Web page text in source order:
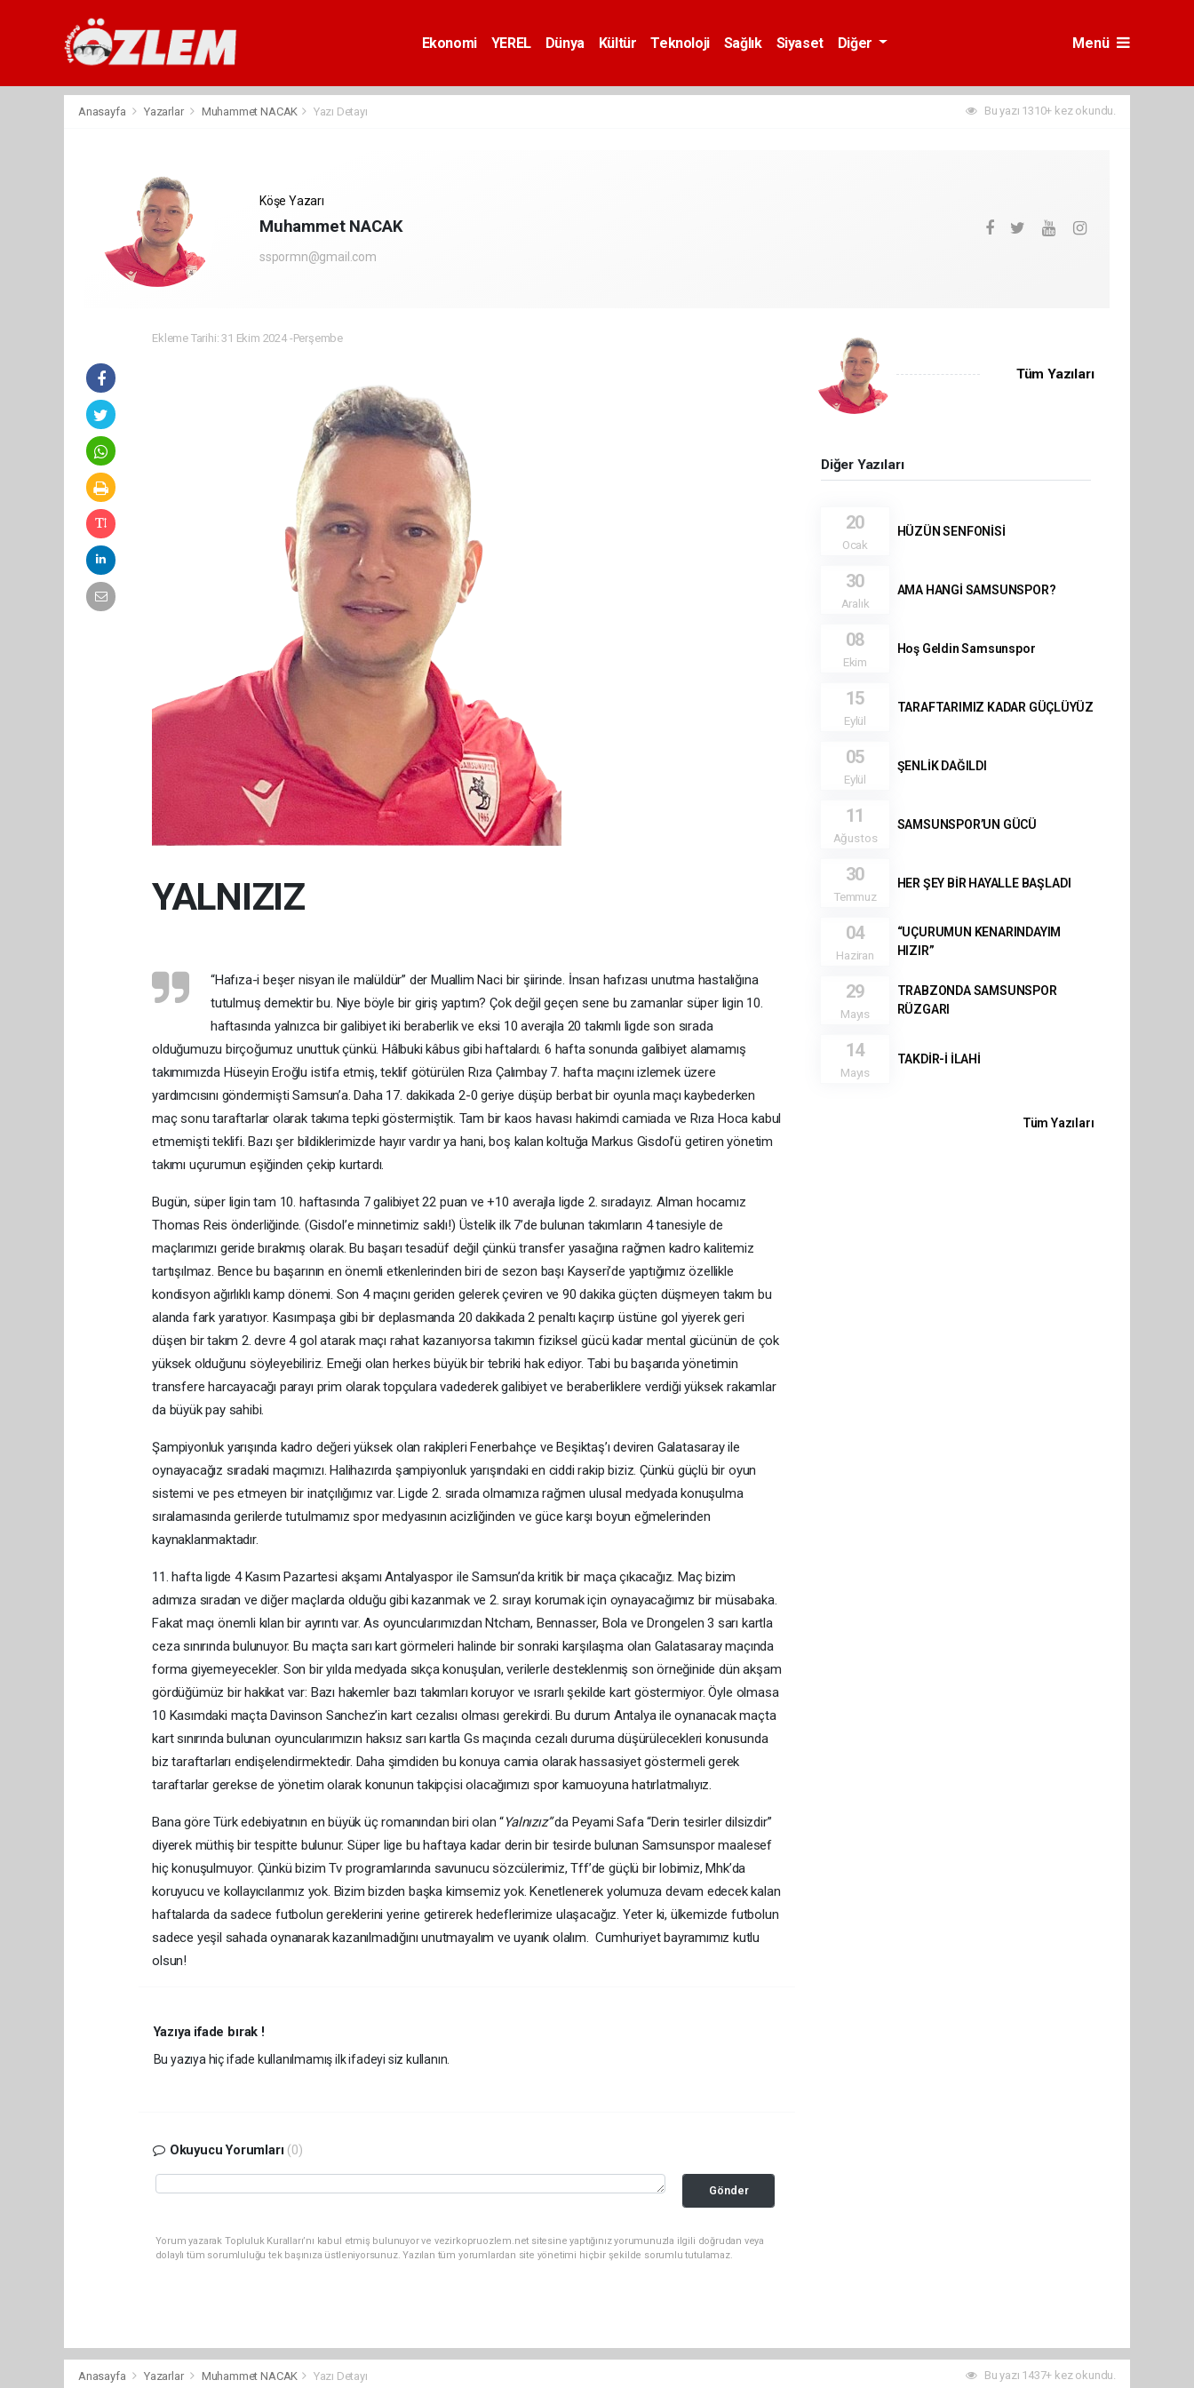
Ekonomi YEREL Dünya Kültür Teknoloji Sağlık Siyaset Diğer Menü
Anasayfa Yazarlar Muhammet NACAK Yazı Detayı Bu yazı 1310+ kez okundu.
Köşe Yazarı
Muhammet NACAK
sspormn@gmail.com
Ekleme Tarihi: 31 Ekim 2024 -Perşembe
YALNIZIZ
“Hafıza-i beşer nisyan ile malüldür” der Muallim Naci bir şiirinde. İnsan hafızası unutma hastalığına
tutulmuş demektir bu. Niye böyle bir giriş yaptım? Çok değil geçen sene bu zamanlar süper ligin 10.
haftasında yalnızca bir galibiyet iki beraberlik ve eksi 10 averajla 20 takımlı ligde son sırada
olduğumuzu birçoğumuz unuttuk çünkü. Hâlbuki kâbus gibi haftalardı. 6 hafta sonunda galibiyet alamamış
takımımızda Hüseyin Eroğlu istifa etmiş, teklif götürülen Rıza Çalımbay 7. hafta maçını izlemek üzere
yardımcısını göndermişti Samsun’a. Daha 17. dakikada 2-0 geriye düşüp berbat bir oyunla maçı kaybederken
maç sonu taraftarlar olarak takıma tepki göstermiştik. Tam bir kaos havası hakimdi camiada ve Rıza Hoca kabul
etmemişti teklifi. Bazı şer bildiklerimizde hayır vardır ya hani, boş kalan koltuğa Markus Gisdol’ü getiren yönetim
takımı uçurumun eşiğinden çekip kurtardı.
Bugün, süper ligin tam 10. haftasında 7 galibiyet 22 puan ve +10 averajla ligde 2. sıradayız. Alman hocamız
Thomas Reis önderliğinde. (Gisdol’e minnetimiz saklı!) Üstelik ilk 7’de bulunan takımların 4 tanesiyle de
maçlarımızı geride bırakmış olarak. Bu başarı tesadüf değil çünkü transfer yasağına rağmen kadro kalitemiz
tartışılmaz. Bence bu başarının en önemli etkenlerinden biri de sezon başı Kayseri’de yaptığımız özellikle
kondisyon ağırlıklı kamp dönemi. Son 4 maçını geriden gelerek çeviren ve 90 dakika güçten düşmeyen takım bu
alanda fark yaratıyor. Kasımpaşa gibi bir deplasmanda 20 dakikada 2 penaltı kaçırıp üstüne gol yiyerek geri
düşen bir takım 2. devre 4 gol atarak maçı rahat kazanıyorsa takımın fiziksel gücü kadar mental gücünün de çok
yüksek olduğunu söyleyebiliriz. Emeği olan herkes büyük bir tebriki hak ediyor. Tabi bu başarıda yönetimin
transfere harcayacağı parayı prim olarak topçulara vadederek galibiyet ve beraberliklere verdiği yüksek rakamlar
da büyük pay sahibi.
Şampiyonluk yarışında kadro değeri yüksek olan rakipleri Fenerbahçe ve Beşiktaş’ı deviren Galatasaray ile
oynayacağız sıradaki maçımızı. Halihazırda şampiyonluk yarışındaki en ciddi rakip biziz. Çünkü güçlü bir oyun
sistemi ve pes etmeyen bir inatçılığımız var. Ligde 2. sırada olmamıza rağmen ulusal medyada konuşulma
sıralamasında gerilerde tutulmamız spor medyasının acizliğinden ve güce karşı boyun eğmelerinden
kaynaklanmaktadır.
11. hafta ligde 4 Kasım Pazartesi akşamı Antalyaspor ile Samsun’da kritik bir maça çıkacağız. Maç bizim
adımıza sıradan ve diğer maçlarda olduğu gibi kazanmak ve 2. sırayı korumak için oynayacağımız bir müsabaka.
Fakat maçı önemli kılan bir ayrıntı var. As oyuncularımızdan Ntcham, Bennasser, Bola ve Drongelen 3 sarı kartla
ceza sınırında bulunuyor. Bu maçta sarı kart görmeleri halinde bir sonraki karşılaşma olan Galatasaray maçında
forma giyemeyecekler. Son bir yılda medyada sıkça konuşulan, verilerle desteklenmiş son örneğinide dün akşam
gördüğümüz bir hakikat var: Bazı hakemler bazı takımları koruyor ve ısrarlı şekilde kart göstermiyor. Öyle olmasa
10 Kasımdaki maçta Davinson Sanchez’in kart cezalısı olması gerekirdi. Bu durum Antalya ile oynanacak maçta
kart sınırında bulunan oyuncularımızın haksız sarı kartla Gs maçında cezalı duruma düşürülecekleri konusunda
biz taraftarları endişelendirmektedir. Daha şimdiden bu konuya camia olarak hassasiyet göstermeli gerek
taraftarlar gerekse de yönetim olarak konunun takipçisi olacağımızı spor kamuoyuna hatırlatmalıyız.
Bana göre Türk edebiyatının en büyük üç romanından biri olan “Yalnızız”da Peyami Safa “Derin tesirler dilsizdir”
diyerek müthiş bir tespitte bulunur. Süper lige bu haftaya kadar derin bir tesirde bulunan Samsunspor maalesef
hiç konuşulmuyor. Çünkü bizim Tv programlarında savunucu sözcülerimiz, Tff’de güçlü bir lobimiz, Mhk’da
koruyucu ve kollayıcılarımız yok. Bizim bizden başka kimsemiz yok. Kenetlenerek yolumuza devam edecek kalan
haftalarda da sadece futbolun gereklerini yerine getirerek hedeflerimize ulaşacağız. Yeter ki, ülkemizde futbolun
sadece yeşil sahada oynanarak kazanılmadığını unutmayalım ve uyanık olalım. Cumhuriyet bayramımız kutlu
olsun!
Yazıya ifade bırak !
Bu yazıya hiç ifade kullanılmamış ilk ifadeyi siz kullanın.
Okuyucu Yorumları (0)
Gönder
Yorum yazarak Topluluk Kuralları’nı kabul etmiş bulunuyor ve vezirkopruozlem.net sitesine yaptığınız yorumunuzla ilgili doğrudan veya
dolaylı tüm sorumluluğu tek başınıza üstleniyorsunuz. Yazılan tüm yorumlardan site yönetimi hiçbir şekilde sorumlu tutulamaz.
Tüm Yazıları
Diğer Yazıları
20
Ocak
HÜZÜN SENFONİSİ
30
Aralık
AMA HANGİ SAMSUNSPOR?
08
Ekim
Hoş Geldin Samsunspor
15
Eylül
TARAFTARIMIZ KADAR GÜÇLÜYÜZ
05
Eylül
ŞENLİK DAĞILDI
11
Ağustos
SAMSUNSPOR’UN GÜCÜ
30
Temmuz
HER ŞEY BİR HAYALLE BAŞLADI
04
Haziran
“UÇURUMUN KENARINDAYIM
HIZIR”
29
Mayıs
TRABZONDA SAMSUNSPOR
RÜZGARI
14
Mayıs
TAKDİR-İ İLAHİ
Tüm Yazıları
Anasayfa Yazarlar Muhammet NACAK Yazı Detayı Bu yazı 1437+ kez okundu.